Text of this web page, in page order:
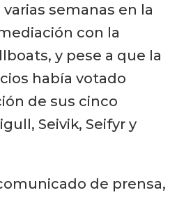
semanas en la
con la
y pese a que la
había votado
de sus cinco
Seivik, Seifyr y
de prensa,